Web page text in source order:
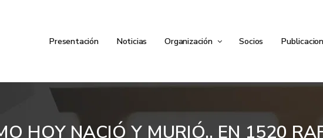
Presentación Noticias Organización Socios
HOY NACIÓ Y MURIÓ.. EN 1520